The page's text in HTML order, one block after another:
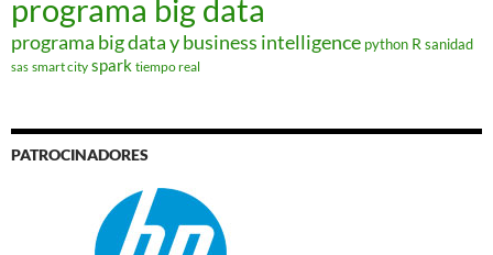
programa big data
programa big data y business intelligence python R sanidad
sas smart city spark tiempo real
PATROCINADORES